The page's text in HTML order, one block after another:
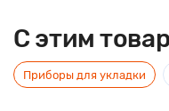
C этим
Приборы для укладки